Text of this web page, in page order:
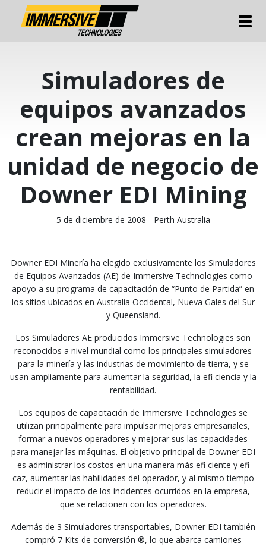
Simuladores de
equipos avanzados
crean mejoras en la
unidad de negocio de
Downer EDI Mining
5 de diciembre de 2008 - Perth Australia
Downer EDI Minería ha elegido exclusivamente los Simuladores
de Equipos Avanzados (AE) de Immersive Technologies como
apoyo a su programa de capacitación de “Punto de Partida” en
los sitios ubicados en Australia Occidental, Nueva Gales del Sur
y Queensland.
Los Simuladores AE producidos Immersive Technologies son
reconocidos a nivel mundial como los principales simuladores
para la minería y las industrias de movimiento de tierra, y se
usan ampliamente para aumentar la seguridad, la efi ciencia y la
rentabilidad.
Los equipos de capacitación de Immersive Technologies se
utilizan principalmente para impulsar mejoras empresariales,
formar a nuevos operadores y mejorar sus las capacidades
para manejar las máquinas. El objetivo principal de Downer EDI
es administrar los costos en una manera más efi ciente y efi
caz, aumentar las habilidades del operador, y al mismo tiempo
reducir el impacto de los incidentes ocurridos en la empresa,
que se relacionen con los operadores.
Además de 3 Simuladores transportables, Downer EDI también
compró 7 Kits de conversión ®, lo que abarca camiones